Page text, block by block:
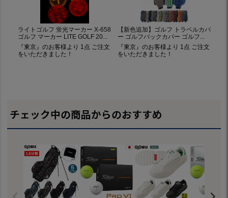
チェック中の商品からのおすすめ